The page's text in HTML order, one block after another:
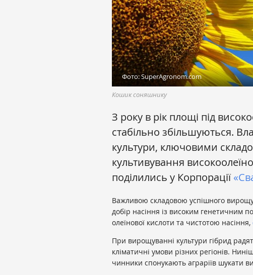
Фото: SuperAgronom.com
Кошик соняшнику
З року в рік площі під
стабільно збільшуються.
культури, ключовими
культивування
поділились у Корпорації
Важливою складовою успішного
добір насіння із високим генетичним
олеїнової кислоти та чистотою насіння,
При вирощуванні культури гібрид
кліматичні умови різних регіонів.
чинники спонукають аграріїв шукати